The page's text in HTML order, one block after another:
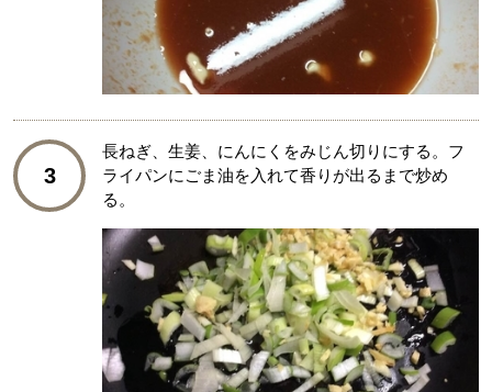
3
長ねぎ、生姜、にんにくをみじん切りにする。フ
ライパンにごま油を入れて香りが出るまで炒め
る。